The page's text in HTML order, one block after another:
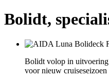
Bolidt,
Bolidt volop in uitvoering
voor nieuw cruiseseizoen